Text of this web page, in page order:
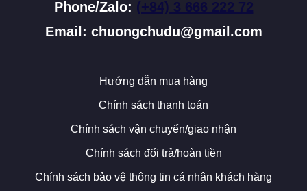
Phone/Zalo:
Email: chuongchudu@gmail.com
Hướng dẫn mua hàng
Chính sách thanh toán
Chính sách vận chuyển/giao nhận
Chính sách đổi trả/hoàn tiền
Chính sách bảo vệ thông tin cá nhân khách hàng